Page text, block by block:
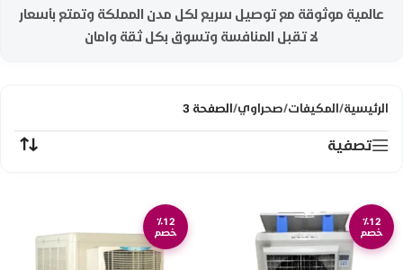
عالمية موثوقة مع توصيل سريع لكل مدن المملكة وتمتع بأسعار
لا تقبل المنافسة وتسوق بكل ثقة وامان
الرئيسية/المكيفات/صحراوي/الصفحة 3
تصفية
٪12
خصم
٪12
خصم